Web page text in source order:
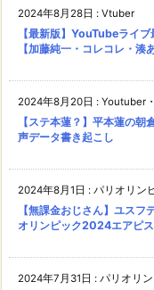
2024年8月28日 : Vtuber
【最新版】YouTubeライ
【加藤純一・コレコレ・湊
2024年8月20日 : Youtuber
【ステ本蓮？】平本蓮の
声データ書き起こし
2024年8月1日 : パリオリン
【無課金おじさん】ユス
オリンピック2024エアピス
2024年7月31日 : パリオリ